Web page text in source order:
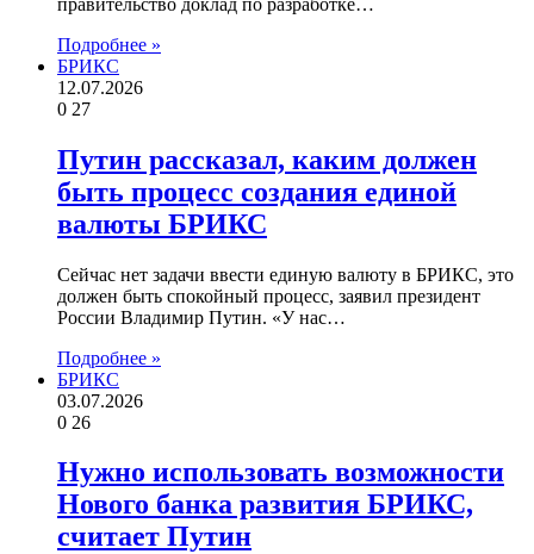
Подробнее »
БРИКС
12.07.2026
0 27
Путин рассказал, каким должен
быть процесс создания единой
валюты БРИКС
Сейчас нет задачи ввести единую валюту в БРИКС, это
должен быть спокойный процесс, заявил президент
России Владимир Путин. «У нас…
Подробнее »
БРИКС
03.07.2026
0 26
Нужно использовать возможности
Нового банка развития БРИКС,
считает Путин